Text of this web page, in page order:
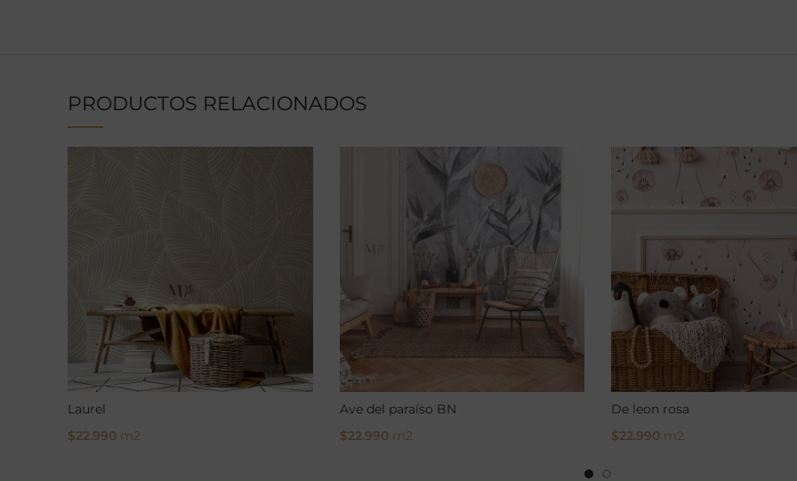
PRODUCTOS RELACIONADOS
Laurel
$22.990 m2
Ave del paraíso BN
$22.990m2
De leon rosa
$22.990 m2